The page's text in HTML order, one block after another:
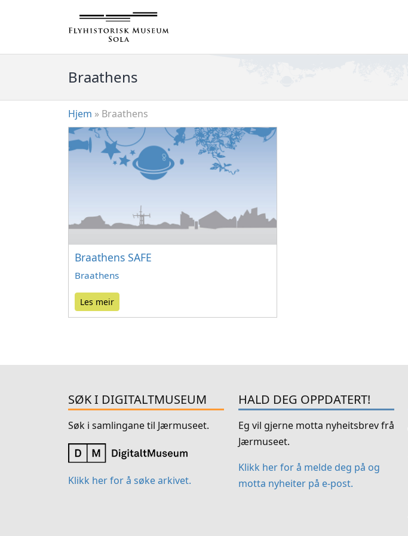
Braathens
Hjem » Braathens
Braathens SAFE
Braathens
Les meir
SØK I DIGITALTMUSEUM
Søk i samlingane til Jærmuseet.
Klikk her for å søke arkivet.
HALD DEG OPPDATERT!
Eg vil gjerne motta nyheitsbrev frå
Jærmuseet.
Klikk her for å melde deg på og
motta nyheiter på e-post.